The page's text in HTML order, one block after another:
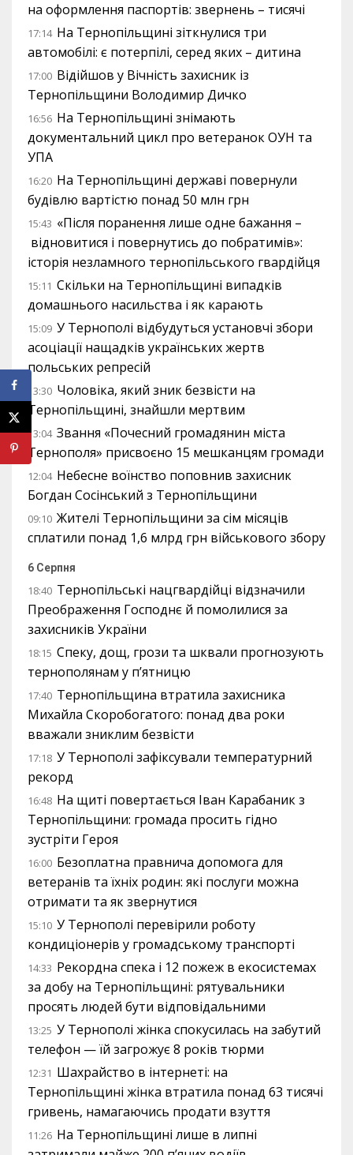
на оформлення паспортів: звернень – тисячі
17:14 На Тернопільщині зіткнулися три
автомобілі: є потерпілі, серед яких – дитина
17:00 Відійшов у Вічність захисник із
Тернопільщини Володимир Дичко
16:56 На Тернопільщині знімають
документальний цикл про ветеранок ОУН та
УПА
16:20 На Тернопільщині державі повернули
будівлю вартістю понад 50 млн грн
15:43 «Після поранення лише одне бажання –
відновитися і повернутись до побратимів»:
історія незламного тернопільського гвардійця
15:11 Скільки на Тернопільщині випадків
домашнього насильства і як карають
15:09 У Тернополі відбудуться установчі збори
асоціації нащадків українських жертв
польських репресій
13:30 Чоловіка, який зник безвісти на
Тернопільщині, знайшли мертвим
13:04 Звання «Почесний громадянин міста
Тернополя» присвоєно 15 мешканцям громади
12:04 Небесне воїнство поповнив захисник
Богдан Сосінський з Тернопільщини
09:10 Жителі Тернопільщини за сім місяців
сплатили понад 1,6 млрд грн військового збору
6 Серпня
18:40 Тернопільські нацгвардійці відзначили
Преображення Господнє й помолилися за
захисників України
18:15 Спеку, дощ, грози та шквали прогнозують
тернополянам у п’ятницю
17:40 Тернопільщина втратила захисника
Михайла Скоробогатого: понад два роки
вважали зниклим безвісти
17:18 У Тернополі зафіксували температурний
рекорд
16:48 На щиті повертається Іван Карабаник з
Тернопільщини: громада просить гідно
зустріти Героя
16:00 Безоплатна правнича допомога для
ветеранів та їхніх родин: які послуги можна
отримати та як звернутися
15:10 У Тернополі перевірили роботу
кондиціонерів у громадському транспорті
14:33 Рекордна спека і 12 пожеж в екосистемах
за добу на Тернопільщині: рятувальники
просять людей бути відповідальними
13:25 У Тернополі жінка спокусилась на забутий
телефон — їй загрожує 8 років тюрми
12:31 Шахрайство в інтернеті: на
Тернопільщині жінка втратила понад 63 тисячі
гривень, намагаючись продати взуття
11:26 На Тернопільщині лише в липні